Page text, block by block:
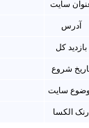
سايت
آدرس
بازدید کل
شروع
سایت
رنک الکسا